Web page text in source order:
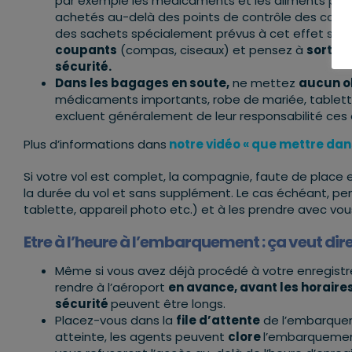
achetés au-delà des points de contrôle des
des sachets spécialement prévus à cet effet
coupants (compas, ciseaux) et pensez à sortir
sécurité.
Dans les bagages en soute,ne mettez aucun
médicaments importants, robe de mariée,
excluent généralement de leur responsabilité
Plus d’informations dans notre vidéo « que mettre
Si votre vol est complet, la compagnie, faute de
la durée du vol et sans supplément. Le cas échéant,
tablette, appareil photo etc.) et à les prendre avec
Etre à l’heure à l’embarquement : ça veut
Même si vous avez déjà procédé à votre
rendre à l’aéroport en avance, avant les
sécuritépeuvent être longs.
Placez-vous dans la file d’attentede
atteinte, les agents peuvent clore